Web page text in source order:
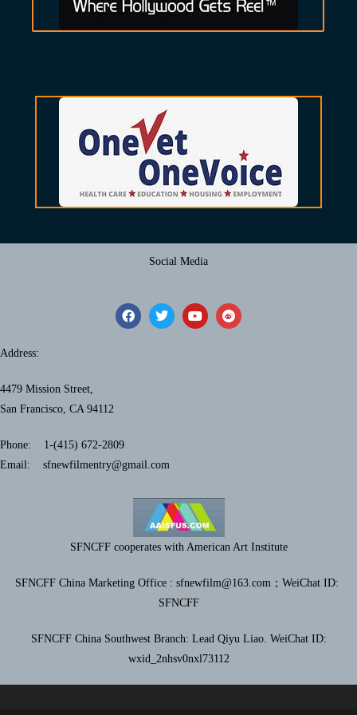
Social Media
Address:
4479 Mission Street,
San Francisco, CA 94112
Phone: 1-(415) 672-2809
Email: sfnewfilmentry@gmail.com
SFNCFF cooperates with American Art Institute
SFNCFF China Marketing Office : sfnewfilm@163.com； WeiChat ID:
SFNCFF
SFNCFF China Southwest Branch: Lead Qiyu Liao. WeiChat ID:
wxid_2nhsv0nxl73112